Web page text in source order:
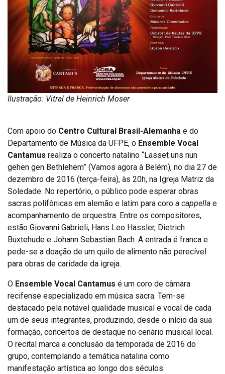
Ilustração: Vitral de Heinrich Moser
Com apoio do Centro Cultural Brasil-Alemanha e do
Departamento de Música da UFPE, o Ensemble Vocal
Cantamus realiza o concerto natalino “Lasset uns nun
gehen gen Bethlehem” (Vamos agora à Belém), no dia 27 de
dezembro de 2016 (terça-feira), às 20h, na Igreja Matriz da
Soledade. No repertório, o público pode esperar obras
sacras polifônicas em alemão e latim para coro a cappella e
acompanhamento de orquestra. Entre os compositores,
estão Giovanni Gabrieli, Hans Leo Hassler, Dietrich
Buxtehude e Johann Sebastian Bach. A entrada é franca e
pede-se a doação de um quilo de alimento não perecível
para obras de caridade da igreja.
O Ensemble Vocal Cantamus é um coro de câmara
recifense especializado em música sacra. Tem-se
destacado pela notável qualidade musical e vocal de cada
um de seus integrantes, produzindo, desde o início da sua
formação, concertos de destaque no cenário musical local.
O recital marca a conclusão da temporada de 2016 do
grupo, contemplando a temática natalina como
manifestação artística ao longo dos séculos.